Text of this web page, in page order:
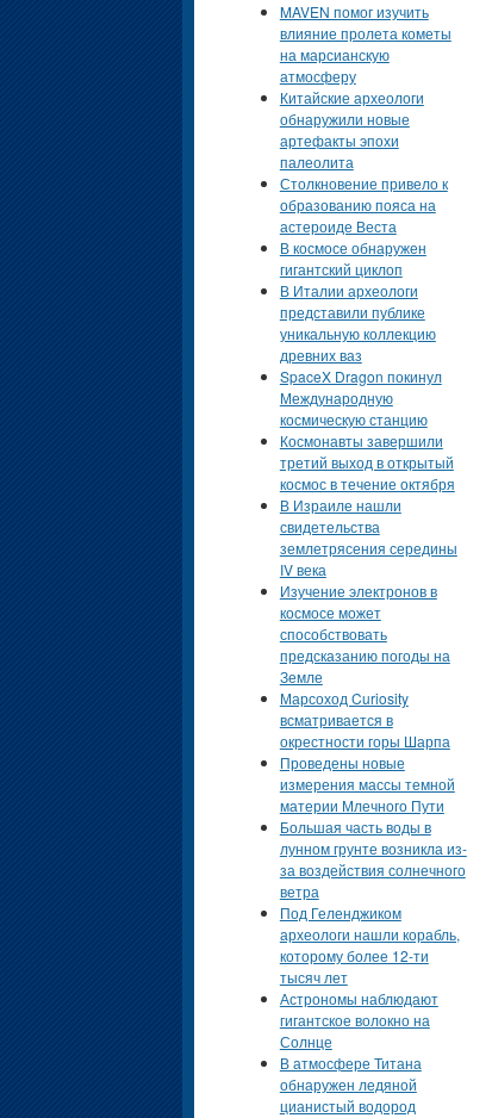
MAVEN помог изучить
влияние пролета кометы
на марсианскую
атмосферу
Китайские археологи
обнаружили новые
артефакты эпохи
палеолита
Столкновение привело к
образованию пояса на
астероиде Веста
В космосе обнаружен
гигантский циклоп
В Италии археологи
представили публике
уникальную коллекцию
древних ваз
SpaceX Dragon покинул
Международную
космическую станцию
Космонавты завершили
третий выход в открытый
космос в течение октября
В Израиле нашли
свидетельства
землетрясения середины
IV века
Изучение электронов в
космосе может
способствовать
предсказанию погоды на
Земле
Марсоход Curiosity
всматривается в
окрестности горы Шарпа
Проведены новые
измерения массы темной
материи Млечного Пути
Большая часть воды в
лунном грунте возникла из-
за воздействия солнечного
ветра
Под Геленджиком
археологи нашли корабль,
которому более 12-ти
тысяч лет
Астрономы наблюдают
гигантское волокно на
Солнце
В атмосфере Титана
обнаружен ледяной
цианистый водород